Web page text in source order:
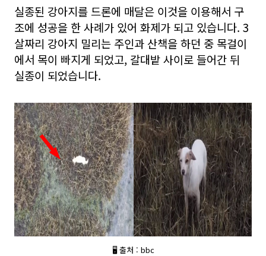
실종된 강아지를 드론에 매달은 이것을 이용해서 구
조에 성공을 한 사례가 있어 화제가 되고 있습니다. 3
살짜리 강아지 밀리는 주인과 산책을 하던 중 목걸이
에서 목이 빠지게 되었고, 갈대밭 사이로 들어간 뒤
실종이 되었습니다.
🖥 출처 : bbc